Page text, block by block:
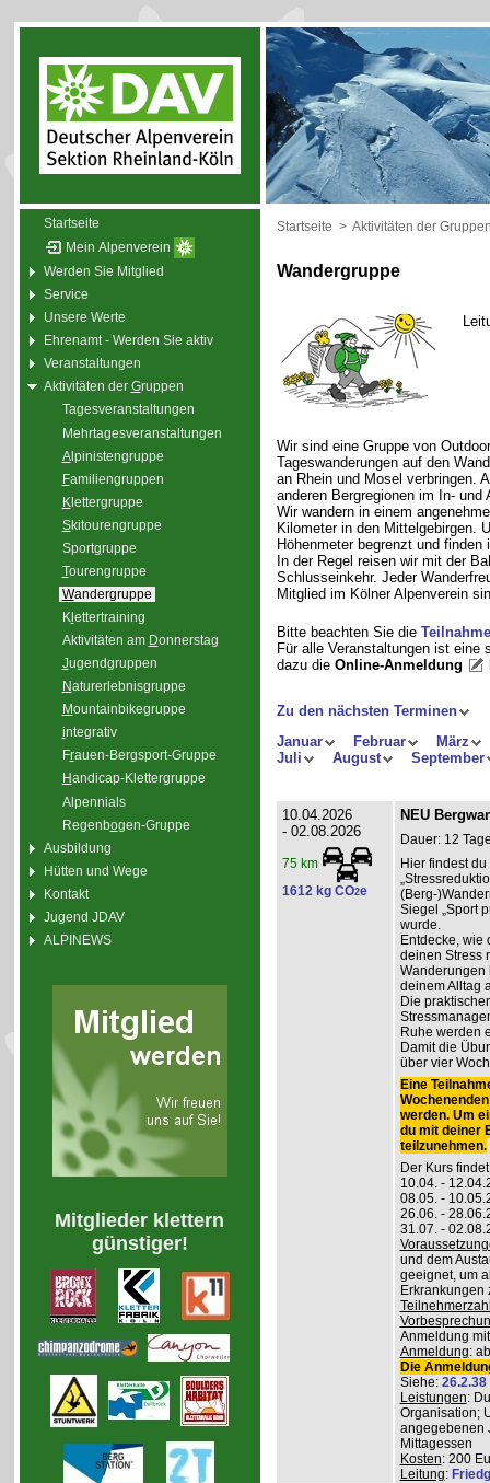
Startseite
Mein Alpenverein
Werden Sie Mitglied
Service
Unsere Werte
Ehrenamt - Werden Sie aktiv
Veranstaltungen
Aktivitäten der Gruppen
Tagesveranstaltungen
Mehrtagesveranstaltungen
Alpinistengruppe
Familiengruppen
Klettergruppe
Skitourengruppe
Sportgruppe
Tourengruppe
Wandergruppe
Kl ettertraining
Aktivitäten am Donnerstag
Jugendgruppen
Naturerlebnisgruppe
Mountainbikegruppe
integrativ
Frauen-Bergsport-Gruppe
Handicap-Klettergruppe
Alpennials
Regenbogen-Gruppe
Ausbildung
Hütten und Wege
Kontakt
Jugend JDAV
ALPINEWS
Mitglieder klettern
günstiger!
Startseite > Aktivitäten der
Wandergruppe
Wir sind eine Gruppe von
Tageswanderungen auf den
an Rhein und Mosel verbringen.
anderen Bergregionen im In- und
Wir wandern in einem
Kilometer in den Mittelgebirgen.
Höhenmeter begrenzt und
In der Regel reisen wir mit der
Schlusseinkehr. Jeder
Mitglied im Kölner Alpenverein
Bitte beachten Sie die
Für alle Veranstaltungen ist
dazu die Online-Anmeldung
Zu den nächsten Terminen
Januar
Februar
März
Juli
August September
10.04.2026
- 02.08.2026
75 km
1612 kg CO2e
NEU
Dauer: 12
Hier findest
(Berg-
Siegel „Sport
wurde.
Entdecke, wie
deinen Stress
Wanderungen
deinem Alltag
Die
Ruhe werden
Damit die
über vier
Eine
werden. Um
du mit deiner
teilzunehmen.
Der Kurs
10.04. -
08.05. -
26.06. -
31.07. -
und dem
geeignet, um
Erkrankungen
Anmeldung
Anmeldung:
Die
Siehe:
Leistungen:
Organisation;
angegebenen
Mittagessen
Kosten: 200
Leitung: